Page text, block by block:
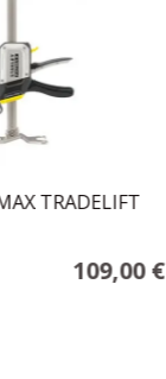
TRADELIFT
109,00 €